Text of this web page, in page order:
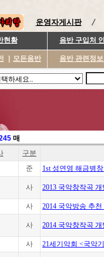
운영자게시판
현황 음반 구입처
모든음반 음반 관련정
매
구분
준
1st 성연영 해금병
사 2013 국악창작곡
사
2014 국악방송 추
사 2014 국악창작곡
사
21세기악회 <국악